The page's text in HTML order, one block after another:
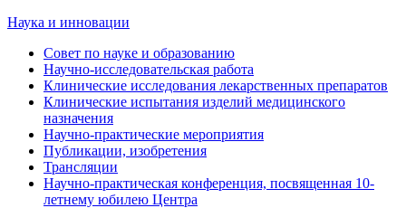
Наука и инновации
Совет по науке и образованию
Научно-исследовательская работа
Клинические исследования лекарственных препаратов
Клинические испытания изделий медицинского
назначения
Научно-практические мероприятия
Публикации, изобретения
Трансляции
Научно-практическая конференция, посвященная 10-
летнему юбилею Центра